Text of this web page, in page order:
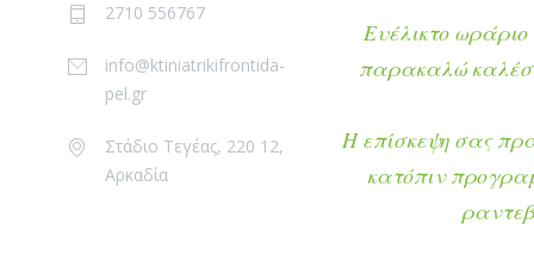
2710 556767
info@ktiniatrikifrontida-
pel.gr
Στάδιο Τεγέας, 220 12,
Αρκαδία
Ευέλικτο ωράριο
παρακαλώ
Η επίσκεψη σας
κατόπιν